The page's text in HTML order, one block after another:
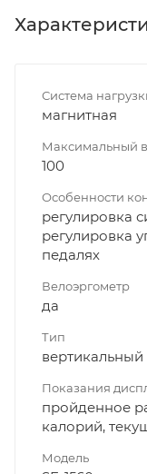
Система
магнитная
Максимальный
100
Особенности
регулировка
регулировка
педалях
Велоэргометр
да
Тип
вертикальный
Показания
пройденное
калорий,
Модель